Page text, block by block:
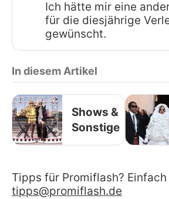
Ich hätte mir eine
für die diesjährige
gewünscht.
In diesem Artikel
Shows &
Sonstige
Tipps für Promiflash?
tipps@promiflash.de